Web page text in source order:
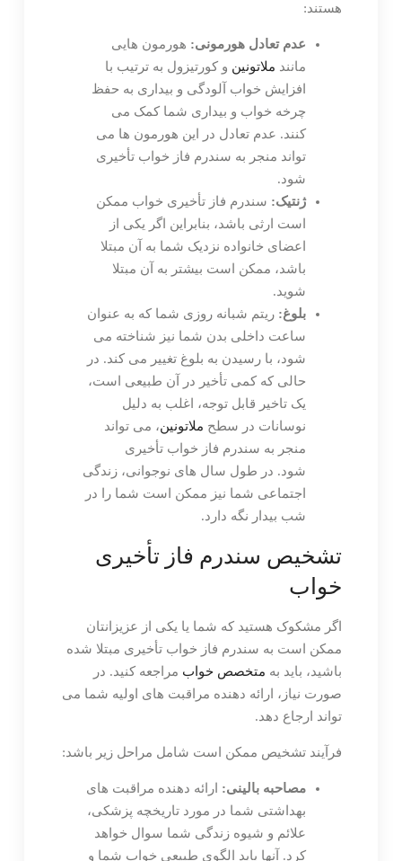
هستند:
عدم تعادل هورمونی: هورمون هایی
مانند ملاتونین و کورتیزول به ترتیب با
افزایش خواب آلودگی و بیداری به حفظ
چرخه خواب و بیداری شما کمک می
کنند. عدم تعادل در این هورمون ها می
تواند منجر به سندرم فاز خواب تأخیری
شود.
ژنتیک: سندرم فاز تأخیری خواب ممکن
است ارثی باشد، بنابراین اگر یکی از
اعضای خانواده نزدیک شما به آن مبتلا
باشد، ممکن است بیشتر به آن مبتلا
شوید.
بلوغ: ریتم شبانه روزی شما که به عنوان
ساعت داخلی بدن شما نیز شناخته می
شود، با رسیدن به بلوغ تغییر می کند. در
حالی که کمی تأخیر در آن طبیعی است،
یک تاخیر قابل توجه، اغلب به دلیل
نوسانات در سطح ملاتونین، می تواند
منجر به سندرم فاز خواب تأخیری
شود. در طول سال های نوجوانی، زندگی
اجتماعی شما نیز ممکن است شما را در
شب بیدار نگه دارد.
تشخیص سندرم فاز تأخیری
خواب
اگر مشکوک هستید که شما یا یکی از عزیزانتان
ممکن است به سندرم فاز خواب تأخیری مبتلا شده
باشید، باید به متخصص خواب مراجعه کنید. در
صورت نیاز، ارائه دهنده مراقبت های اولیه شما می
تواند ارجاع دهد.
فرآیند تشخیص ممکن است شامل مراحل زیر باشد:
مصاحبه بالینی: ارائه دهنده مراقبت های
بهداشتی شما در مورد تاریخچه پزشکی،
علائم و شیوه زندگی شما سوال خواهد
کرد. آنها باید الگوی طبیعی خواب شما و